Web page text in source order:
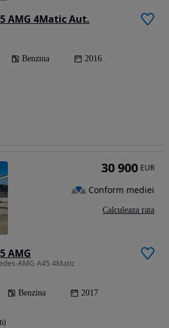
AMG 4Matic Aut.
Benzina 2016
AMG
AMG A45 4Matic
Benzina 2017
30 900 EUR
Conform mediei
Calculeaza rata